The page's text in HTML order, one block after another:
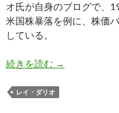
オ氏が自身のブログで、
米国株暴落を例に、株価
している。
続きを読む レイ・ダリオ
→
レイ・ダリオ